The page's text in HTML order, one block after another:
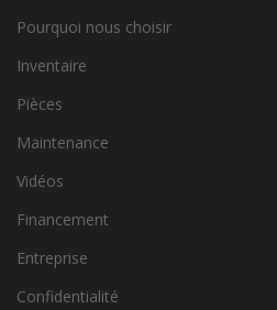
Pourquoi nous choisir
Inventaire
Pièces
Maintenance
Vidéos
Financement
Entreprise
Confidentialité